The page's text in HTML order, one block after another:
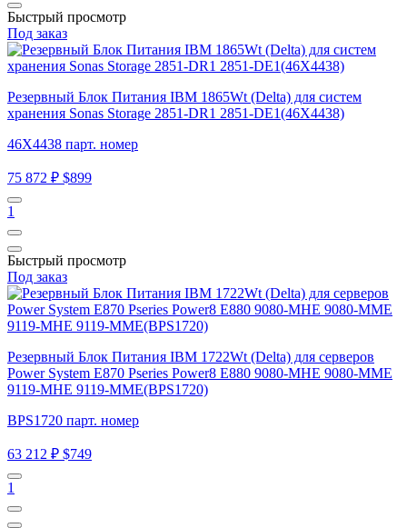
Быстрый просмотр
Под заказ
Резервный Блок Питания IBM 1865Wt (Delta) для систем
хранения Sonas Storage 2851-DR1 2851-DE1(46X4438)
46X4438 парт. номер
75 872 ₽ $899
1
Быстрый просмотр
Под заказ
Резервный Блок Питания IBM 1722Wt (Delta) для серверов
Power System E870 Pseries Power8 E880 9080-MHE 9080-MME
9119-MHE 9119-MME(BPS1720)
BPS1720 парт. номер
63 212 ₽ $749
1